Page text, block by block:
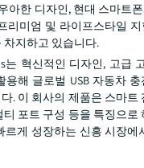
아한 디자인, 현대 스마트
리미엄 및 라이프스타일
차지하고 있습니다.
는 혁신적인 디자인, 고급
용해 글로벌 USB 자동차
. 이 회사의 제품은 스마트
티 포트 구성 등을 특징으로
르게 성장하는 신흥 시장에